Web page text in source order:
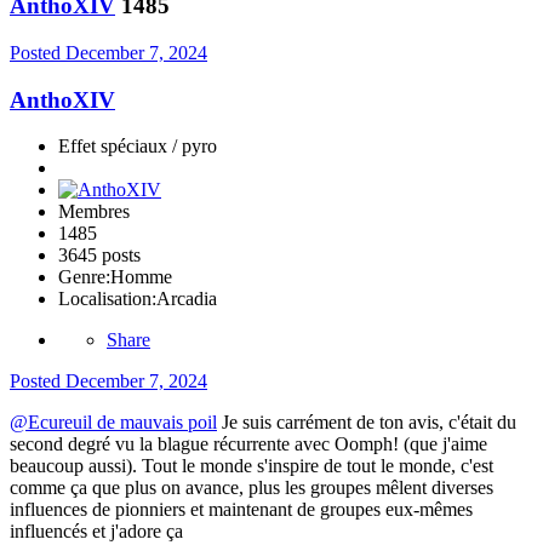
AnthoXIV 1485
Posted December 7, 2024
AnthoXIV
Effet spéciaux / pyro
Membres
1485
3645 posts
Genre:Homme
Localisation:Arcadia
Share
Posted December 7, 2024
@Ecureuil de mauvais poil Je suis carrément de ton avis, c'était du
second degré vu la blague récurrente avec Oomph! (que j'aime
beaucoup aussi). Tout le monde s'inspire de tout le monde, c'est
comme ça que plus on avance, plus les groupes mêlent diverses
influences de pionniers et maintenant de groupes eux-mêmes
influencés et j'adore ça